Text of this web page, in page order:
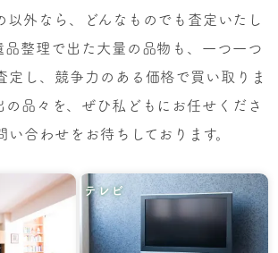
以外なら、どんなものでも査定いたし
品整理で出た大量の品物も、一つ一つ
定し、競争力のある価格で買い取りま
の品々を、ぜひ私どもにお任せくださ
い合わせをお待ちしております。
テレビ